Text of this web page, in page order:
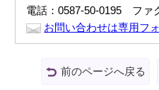
電話：0587-50-0195 ファ
お問い合わせは専用フ
前のページへ戻る